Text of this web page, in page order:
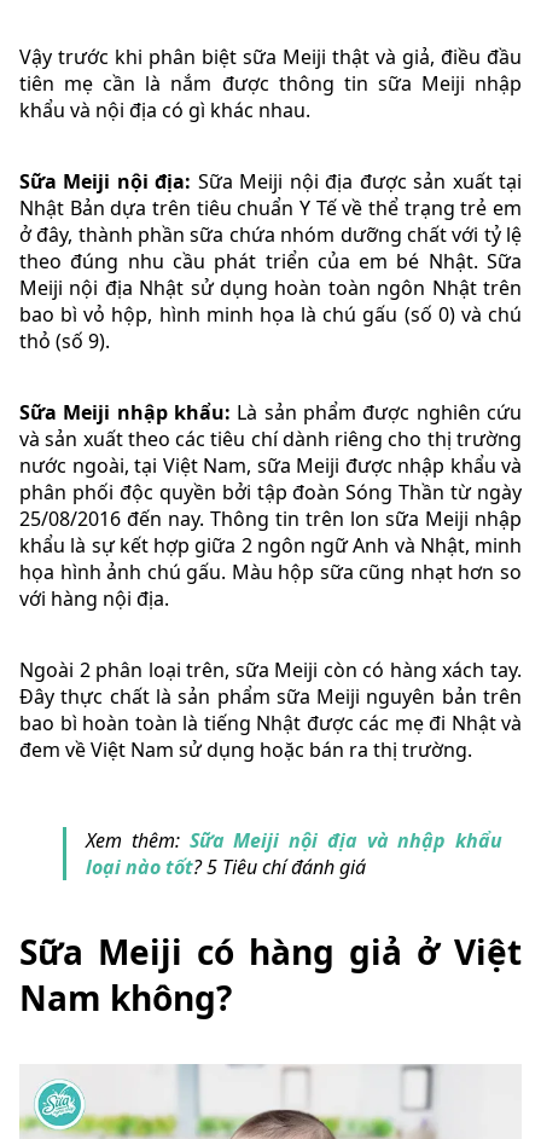
Vậy trước khi phân biệt sữa Meiji thật và giả, điều đầu
tiên mẹ cần là nắm được thông tin sữa Meiji nhập
khẩu và nội địa có gì khác nhau.
Sữa Meiji nội địa: Sữa Meiji nội địa được sản xuất tại
Nhật Bản dựa trên tiêu chuẩn Y Tế về thể trạng trẻ em
ở đây, thành phần sữa chứa nhóm dưỡng chất với tỷ lệ
theo đúng nhu cầu phát triển của em bé Nhật. Sữa
Meiji nội địa Nhật sử dụng hoàn toàn ngôn Nhật trên
bao bì vỏ hộp, hình minh họa là chú gấu (số 0) và chú
thỏ (số 9).
Sữa Meiji nhập khẩu: Là sản phẩm được nghiên cứu
và sản xuất theo các tiêu chí dành riêng cho thị trường
nước ngoài, tại Việt Nam, sữa Meiji được nhập khẩu và
phân phối độc quyền bởi tập đoàn Sóng Thần từ ngày
25/08/2016 đến nay. Thông tin trên lon sữa Meiji nhập
khẩu là sự kết hợp giữa 2 ngôn ngữ Anh và Nhật, minh
họa hình ảnh chú gấu. Màu hộp sữa cũng nhạt hơn so
với hàng nội địa.
Ngoài 2 phân loại trên, sữa Meiji còn có hàng xách tay.
Đây thực chất là sản phẩm sữa Meiji nguyên bản trên
bao bì hoàn toàn là tiếng Nhật được các mẹ đi Nhật và
đem về Việt Nam sử dụng hoặc bán ra thị trường.
Xem thêm: Sữa Meiji nội địa và nhập khẩu
loại nào tốt? 5 Tiêu chí đánh giá
Sữa Meiji có hàng giả ở Việt
Nam không?